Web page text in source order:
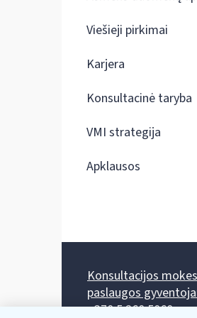
Viešieji pirkimai
Karjera
Konsultacinė taryba
VMI strategija
Apklausos
Konsultacijos
paslaugos
+370 5 260 5060